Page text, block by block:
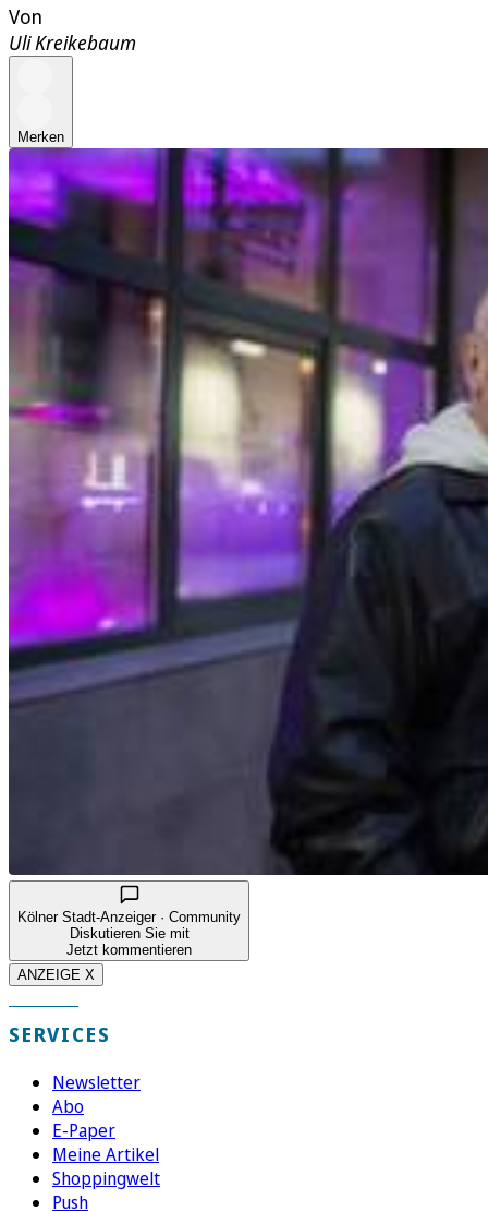
Von
Uli Kreikebaum
Merken
Kölner Stadt-Anzeiger · Community
Diskutieren Sie mit
Jetzt kommentieren
ANZEIGE X
SERVICES
Newsletter
Abo
E-Paper
Meine Artikel
Shoppingwelt
Push